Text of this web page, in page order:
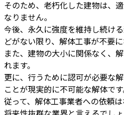
そのため、老朽化した建物は、
なりません。
今後、永久に強度を維持し続け
どがない限り、解体工事が不要
また、建物の大小に関係なく、
れます。
更に、行うために認可が必要な
ことが現実的に不可能な解体です
従って、解体工事業者への依頼は